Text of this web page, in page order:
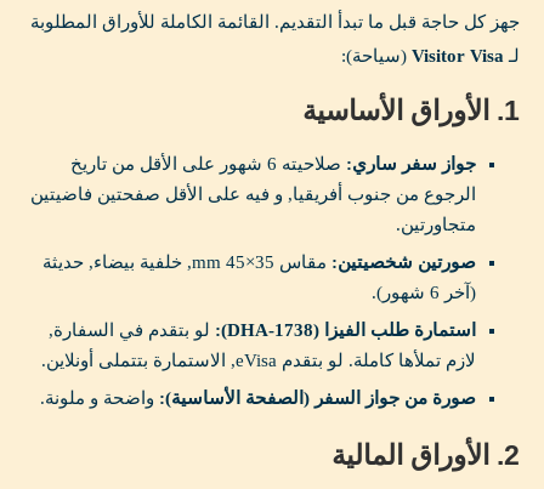
جهز كل حاجة قبل ما تبدأ التقديم. القائمة الكاملة للأوراق المطلوبة
لـVisitor Visa (سياحة):
1. الأوراق الأساسية
جواز سفر ساري:
صلاحيته 6 شهور على الأقل من تاريخ
الرجوع من جنوب أفريقيا, و فيه على الأقل صفحتين فاضيتين
متجاورتين.
صورتين شخصيتين:
مقاس 35×45 mm, خلفية بيضاء, حديثة
(آخر 6 شهور).
استمارة طلب الفيزا (DHA-1738):
لو بتقدم في السفارة,
لازم تملأها كاملة. لو بتقدم eVisa, الاستمارة بتتملى أونلاين.
صورة من جواز السفر (الصفحة الأساسية): واضحة و ملونة.
2. الأوراق المالية